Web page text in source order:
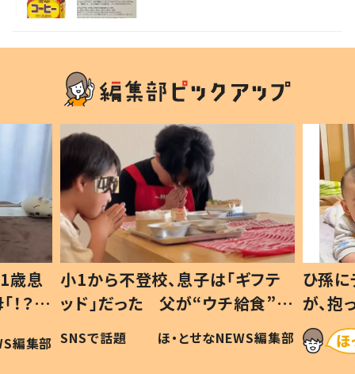
歳息
？」
編集部
小1から不登校、息子は「ギフテ
ッド」だった 父が“ウチ給食”を
作り続ける理由とは #令和の親
#令和の子
SNSで話題 ほ・とせなNEWS編集部
ひ孫
が、
「涙が
い」